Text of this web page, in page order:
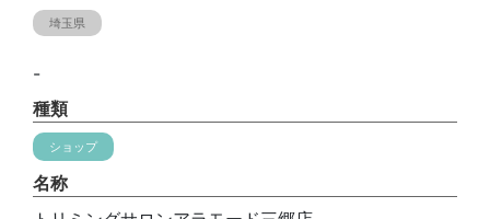
埼玉県
-
種類
ショップ
名称